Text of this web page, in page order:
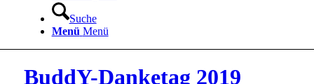
Suche
Menü Menü
BuddY-Danketag 2019